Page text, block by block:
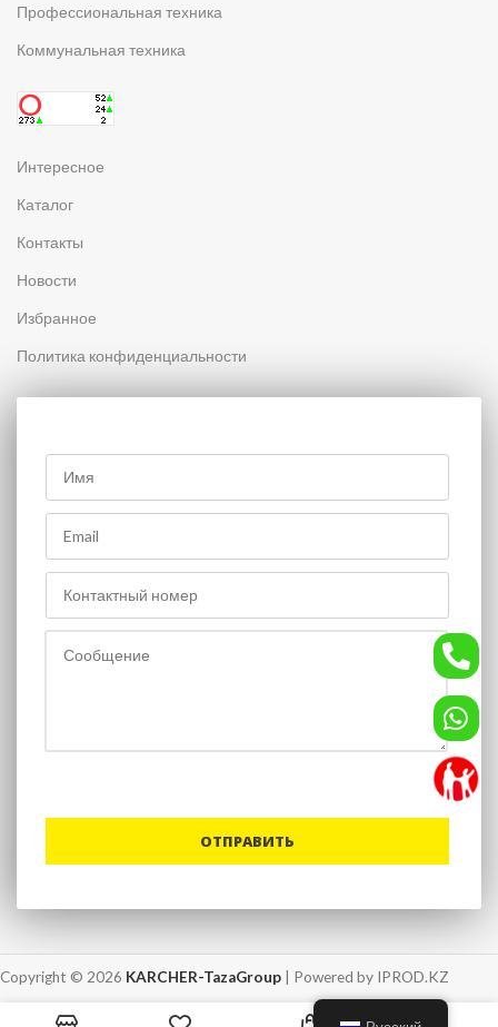
Профессиональная техника
Коммунальная техника
Интересное
Каталог
Контакты
Новости
Избранное
Политика конфиденциальности
Copyright © 2026 KARCHER-TazaGroup | Powered by IPROD.KZ